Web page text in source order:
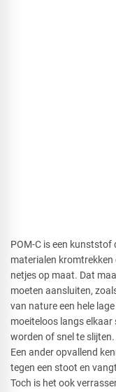
POM-C is een
materialen
netjes op maat. Dat
moeten aansluiten,
van nature een hele
moeiteloos langs
worden of snel te slijten.
Een ander opvallend
tegen een stoot en
Toch is het ook